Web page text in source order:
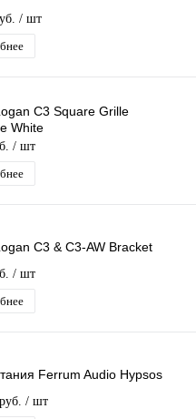
/ шт
C3 Square Grille
White
/ шт
C3 & C3-AW Bracket
/ шт
Ferrum Audio Hypsos
/ шт